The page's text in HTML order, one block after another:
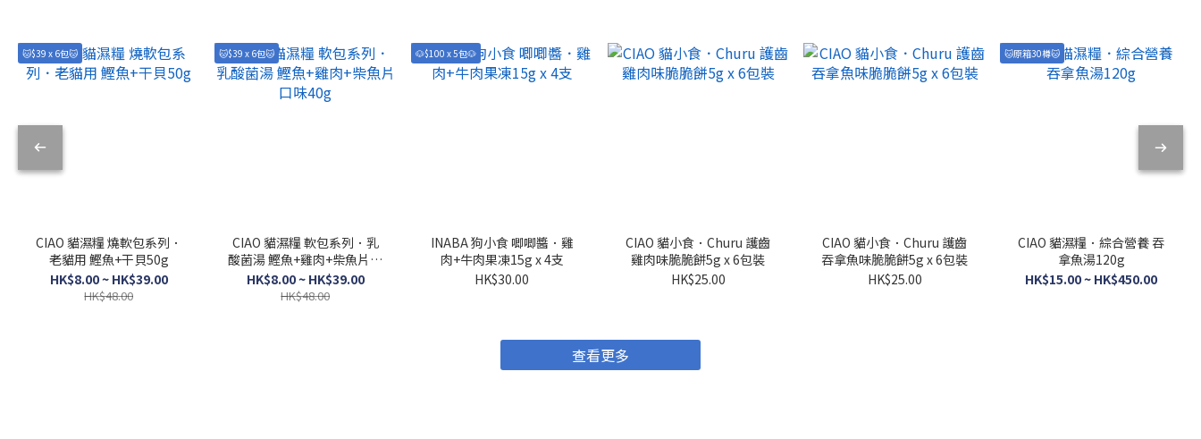
🐱$39 x 6包🐱
CIAO 貓濕糧 燒軟包系列．
老貓用 鰹魚+干貝50g
HK$8.00 ~ HK$39.00
HK$48.00
🐱$39 x 6包🐱
CIAO 貓濕糧 軟包系列．乳
酸菌湯 鰹魚+雞肉+柴魚片口
味40g
HK$8.00 ~ HK$39.00
HK$48.00
🐶$100 x 5包🐶
INABA 狗小食 唧唧醬．雞
肉+牛肉果凍15g x 4支
HK$30.00
CIAO 貓小食．Churu 護齒
雞肉味脆脆餅5g x 6包裝
HK$25.00
CIAO 貓小食．Churu 護齒
吞拿魚味脆脆餅5g x 6包裝
HK$25.00
🐱原箱30樽🐱
CIAO 貓濕糧．綜合營養 吞
拿魚湯120g
HK$15.00 ~ HK$450.00
查看更多